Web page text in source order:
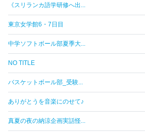
《スリランカ語学研修へ出...
東京女学館6・7日目
中学ソフトボール部夏季大...
NO TITLE
バスケットボール部_受験...
ありがとうを音楽にのせて♪
真夏の夜の納涼企画実話怪...